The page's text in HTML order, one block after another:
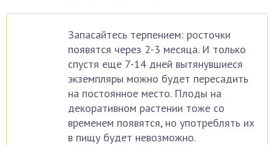
Запасайтесь терпением: росточки
появятся через 2-3 месяца. И только
спустя еще 7-14 дней вытянувшиеся
экземпляры можно будет пересадить
на постоянное место. Плоды на
декоративном растении тоже со
временем появятся, но употреблять их
в пищу будет невозможно.